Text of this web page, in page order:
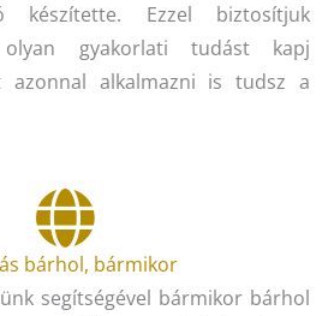
készítette. Ezzel biztosítjuk
gyakorlati tudást kapj
azonnal alkalmazni is tudsz a
bárhol, bármikor
segítségével bármikor bárhol